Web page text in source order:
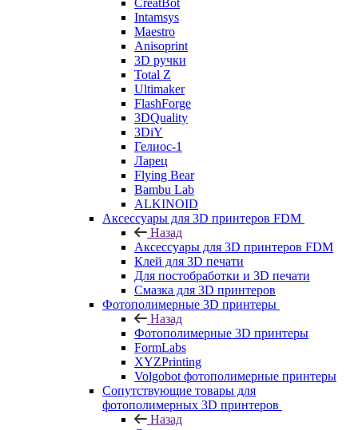
CreatBot
Intamsys
Maestro
Anisoprint
3D ручки
Total Z
Ultimaker
FlashForge
3DQuality
3DiY
Гелиос-1
Ларец
Flying Bear
Bambu Lab
ALKINOID
Аксессуары для 3D принтеров FDM
Назад
Аксессуары для 3D принтеров FDM
Клей для 3D печати
Для постобработки и 3D печати
Смазка для 3D принтеров
Фотополимерные 3D принтеры
Назад
Фотополимерные 3D принтеры
FormLabs
XYZPrinting
Volgobot фотополимерные принтеры
Сопутствующие товары для
фотополимерных 3D принтеров
Назад